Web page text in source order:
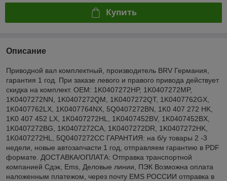
Купить
Описание
Приводной вал комплектный, производитель BRV Германия,
гарантия 1 год. При заказе левого и правого привода действует
скидка на комплект. OEM: 1K0407272HP, 1K0407272MP,
1K0407272NN, 1K0407272QM, 1K0407272QT, 1K0407762GX,
1K0407762LX, 1K0407764NX, 5Q0407272BN, 1K0 407 272 HK,
1K0 407 452 LX, 1K0407272HL, 1K0407452BV, 1K0407452BX,
1K0407272BG, 1K0407272CA, 1K0407272DR, 1K0407272HK,
1K0407272HL, 5Q0407272CC ГАРАНТИЯ: на б/у товары 2 -3
недели, новые автозапчасти 1 год, отправляем гарантию в PDF
формате. ДОСТАВКА/ОПЛАТА: Отправка транспортной
компанией Сдэк, Ems, Деловые линии, ПЭК Возможна оплата
наложенным платежом, через почту EMS РОССИИ отправка в